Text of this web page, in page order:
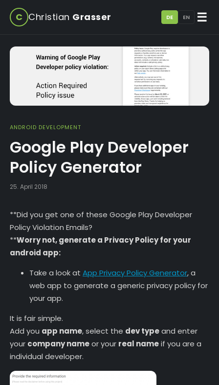
C Christian Grasser DE EN ☰
ANDROID DEVELOPMENT
Google Play Developer
Policy Generator
25. April 2018
**Did you get one of these Google Play Developer
Policy Violation Emails?
**Worry not, generate a Privacy Policy for your
android app:
Take a look at App Privacy Policy Generator, a
web app to generate a generic privacy policy for
your app.
It is fair simple.
Add you app name, select the dev typeand enter
your company nameor your real nameif you are a
individual developer.